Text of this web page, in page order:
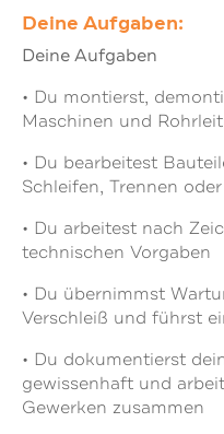
Deine Aufgaben:
Deine Aufgaben
• Du montierst,
Maschinen und
• Du bearbeitest
Schleifen, Trennen
• Du arbeitest nach
technischen Vorgaben
• Du übernimmst
Verschleiß und führst
• Du dokumentierst
gewissenhaft und
Gewerken zusammen